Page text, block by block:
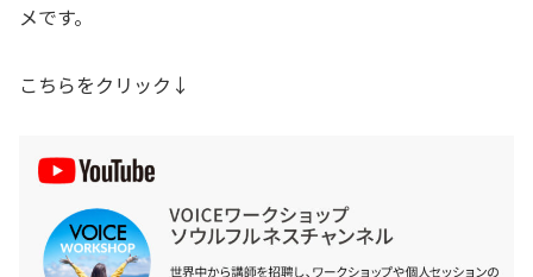
メです。
こちらをクリック↓